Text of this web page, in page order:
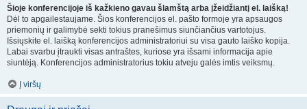
Šioje konferencijoje iš kažkieno gavau šlamštą arba įžeidžiantį el. laišką!
Dėl to apgailestaujame. Šios konferencijos el. pašto formoje yra apsaugos
priemonių ir galimybė sekti tokius pranešimus siunčiančius vartotojus.
Išsiųskite el. laišką konferencijos administratoriui su visa gauto laiško kopija.
Labai svarbu įtraukti visas antraštes, kuriose yra išsami informacija apie
siuntėją. Konferencijos administratorius tokiu atveju galės imtis veiksmų.
Į viršų